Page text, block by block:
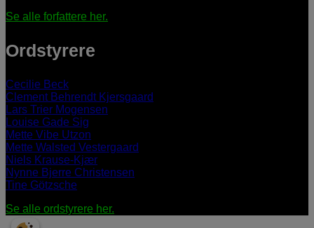
Se alle forfattere her.
Ordstyrere
Cecilie Beck
Clement Behrendt Kjersgaard
Lars Trier Mogensen
Louise Gade Sig
Mette Vibe Utzon
Mette Walsted Vestergaard
Niels Krause-Kjær
Nynne Bjerre Christensen
Tine Götzsche
Se alle ordstyrere her.